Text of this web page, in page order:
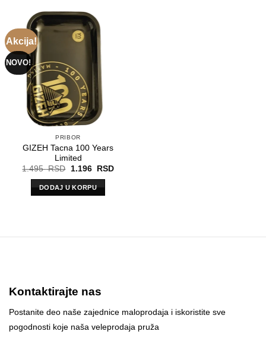
Akcija!
NOVO!
PRIBOR
GIZEH Tacna 100 Years
Limited
1.495RSD
Originalna
je
bila:
1.196 RSDTrenutna
DODAJ U KORPU
Kontaktirajte nas
Postanite deo naše zajednice maloprodaja i iskoristite sve
pogodnosti koje naša veleprodaja pruža